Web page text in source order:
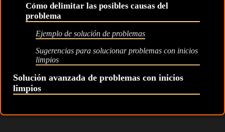
Cómo delimitar las posibles causas del
problema
Ejemplo de solución de problemas
Sugerencias para solucionar problemas con inicios
limpios
Solución avanzada de problemas con inicios
limpios